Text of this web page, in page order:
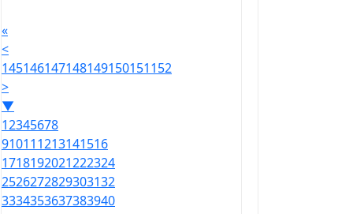
«
<
145146147148149150151152
>
▼
12345678
910111213141516
1718192021222324
2526272829303132
3334353637383940